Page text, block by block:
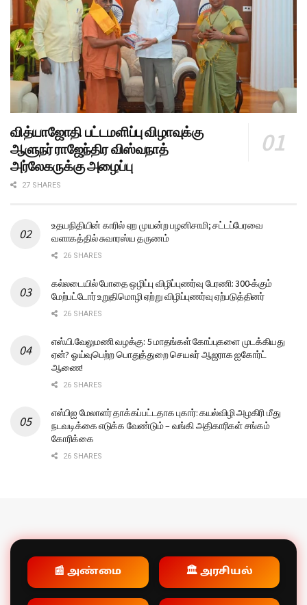
வித்யாஜோதி பட்டமளிப்பு விழாவுக்கு
ஆளுநர் ராஜேந்திர விஸ்வநாத்
அர்லேகருக்கு அழைப்பு
27 SHARES
உதயநிதியின் காரில் ஏற முயன்ற பழனிசாமி; சட்டப்பேரவை
வளாகத்தில் சுவாரஸ்ய தருணம்
26 SHARES
கல்லடையில் போதை ஒழிப்பு விழிப்புணர்வு பேரணி: 300-க்கும்
மேற்பட்டோர் உறுதிமொழி ஏற்று விழிப்புணர்வு ஏற்படுத்தினர்
26 SHARES
எஸ்.பி.வேலுமணி வழக்கு: 5 மாதங்கள் கோப்புகளை முடக்கியது
ஏன்? ஓய்வுபெற்ற பொதுத்துறை செயலர் ஆஜராக ஐகோர்ட்
ஆணை!
26 SHARES
எஸ்பிஐ மேலாளர் தாக்கப்பட்டதாக புகார்: கயல்விழி அழகிரி மீது
நடவடிக்கை எடுக்க வேண்டும் – வங்கி அதிகாரிகள் சங்கம்
கோரிக்கை
26 SHARES
📰 அண்மை 🏛️ அரசியல்